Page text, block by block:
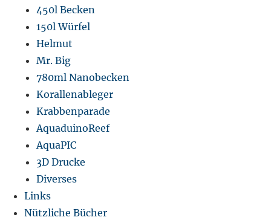
450l Becken
150l Würfel
Helmut
Mr. Big
780ml Nanobecken
Korallenableger
Krabbenparade
AquaduinoReef
AquaPIC
3D Drucke
Diverses
Links
Nützliche Bücher